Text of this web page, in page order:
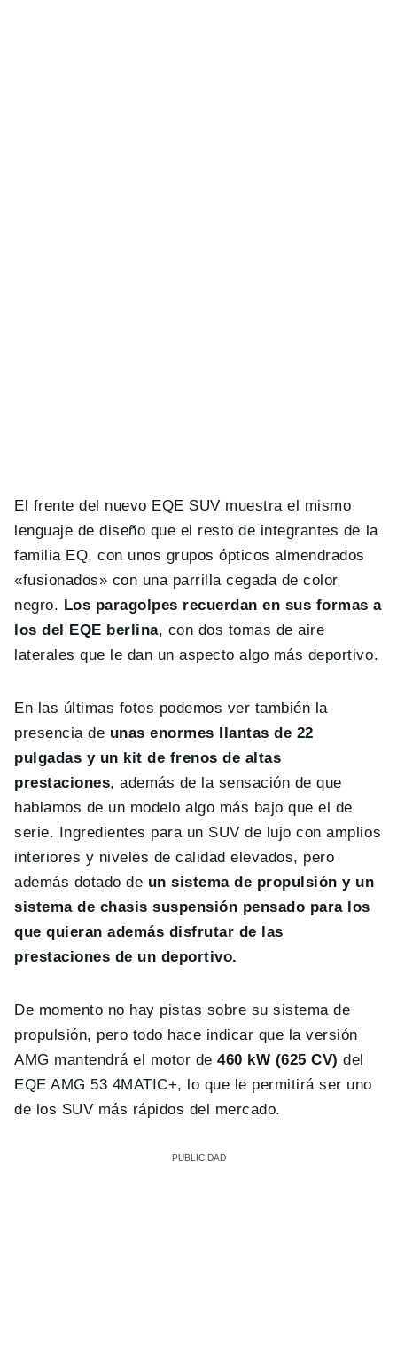
El frente del nuevo EQE SUV muestra el mismo
lenguaje de diseño que el resto de integrantes de la
familia EQ, con unos grupos ópticos almendrados
«fusionados» con una parrilla cegada de color
negro. Los paragolpes recuerdan en sus formas a
los del EQE berlina, con dos tomas de aire
laterales que le dan un aspecto algo más deportivo.
En las últimas fotos podemos ver también la
presencia de unas enormes llantas de 22
pulgadas y un kit de frenos de altas
prestaciones, además de la sensación de que
hablamos de un modelo algo más bajo que el de
serie. Ingredientes para un SUV de lujo con amplios
interiores y niveles de calidad elevados, pero
además dotado de un sistema de propulsión y un
sistema de chasis suspensión pensado para los
que quieran además disfrutar de las
prestaciones de un deportivo.
De momento no hay pistas sobre su sistema de
propulsión, pero todo hace indicar que la versión
AMG mantendrá el motor de460 kW (625 CV) del
EQE AMG 53 4MATIC+, lo que le permitirá ser uno
de los SUV más rápidos del mercado.